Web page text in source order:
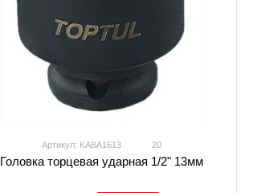
Артикул: KABA1613 20
Головка торцевая ударная 1/2" 13мм